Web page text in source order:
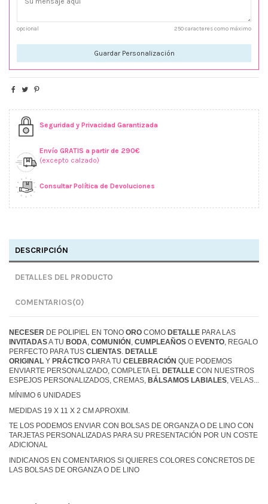
opcional 250 caracteres como máximo
Guardar Personalización
Seguridad y Privacidad Garantizada
Envío GRATIS a partir de 290€
(excepto calzado)
Consultar Política de Devoluciones
DESCRIPCIÓN
DETALLES DEL PRODUCTO
COMENTARIOS(0)
NECESER DE POLIPIEL EN TONO ORO COMO DETALLE PARA LAS
INVITADASA TU BODA COMUNIÓN CUMPLEAÑOS O EVENTO , REGALO
PERFECTO PARA TUS CLIENTAS DETALLE
ORIGINAL Y PRÁCTICO PARA TU CELEBRACIÓN QUE PODEMOS
ENVIARTE PERSONALIZADO, COMPLETA EL DETALLE CON NUESTROS
ESPEJOS PERSONALIZADOS, CREMAS, BÁLSAMOS LABIALES , VELAS...
MÍNIMO 6 UNIDADES
MEDIDAS 19 X 11 X 2 CM APROXIM.
TE LOS PODEMOS ENVIAR CON BOLSAS DE ORGANZA O DE LINO CON
TARJETAS PERSONALIZADAS PARA SU PRESENTACIÓN POR UN COSTE
ADICIONAL
INDICANOS EN COMENTARIOS SI QUIERES COLORES CONCRETOS DE
LAS BOLSAS DE ORGANZA O DE LINO